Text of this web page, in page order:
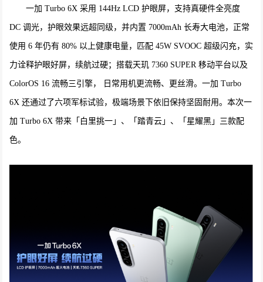
一加 Turbo 6X 采用 144Hz LCD 护眼屏，支持真硬件全亮度
DC 调光，护眼效果远超同级，并内置 7000mAh 长寿大电池，正常
使用 6 年仍有 80% 以上健康电量，匹配 45W SVOOC 超级闪充，实
力诠释护眼好屏，续航过硬；搭载天玑 7360 SUPER 移动平台以及
ColorOS 16 流畅三引擎， 日常用机更流畅、更丝滑。一加 Turbo
6X 还通过了六项军标试验，极端场景下依旧保持坚固耐用。本次一
加 Turbo 6X 带来「白里挑一」、「踏青云」、「星耀黑」三款配
色。